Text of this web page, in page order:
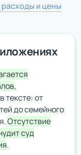
расходы и цены
,
тексте: от
до семейного
Отсутствие
суд
.